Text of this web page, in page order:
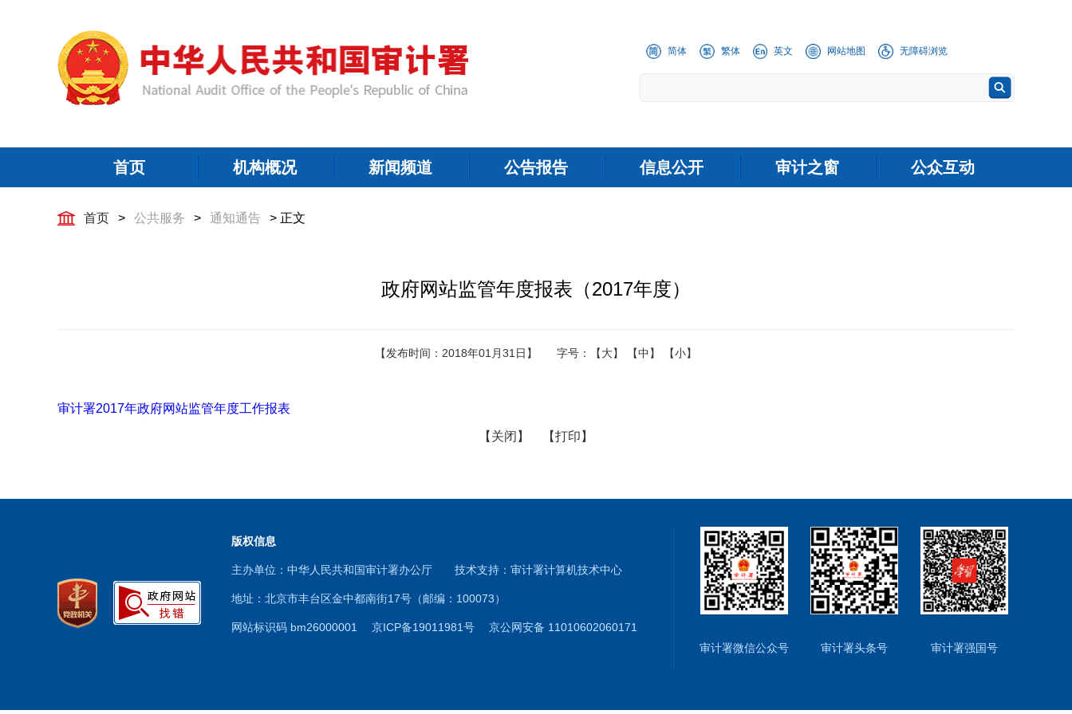
简体 繁体 英文 网站地图 无障碍浏览
首页 机构概况 新闻频道 公告报告 信息公开 审计之窗 公众互动
首页 > 公共服务 > 通知通告 > 正文
政府网站监管年度报表（2017年度）
【发布时间：2018年01月31日】 字号： 【大】 【中】 【小】
审计署2017年政府网站监管年度工作报表
【关闭】 【打印】
版权信息
主办单位：中华人民共和国审计署办公厅 技术支持：审计署计算机技术中心
地址：北京市丰台区金中都南街17号（邮编：100073）
网站标识码 bm26000001 京ICP备19011981号
京公网安备 11010602060171
审计署微信公众号
审计署头条号 审计署强国号